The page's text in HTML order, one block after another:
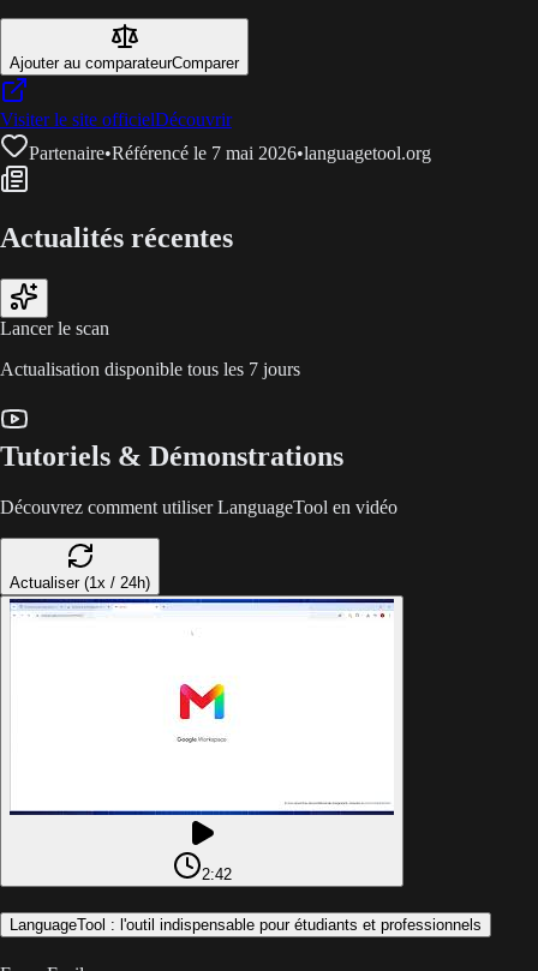
Ajouter au comparateurComparer
Visiter le site officielDécouvrir
Partenaire•Référencé le 7 mai 2026•languagetool.org
Actualités récentes
Lancer le scan
Actualisation disponible tous les 7 jours
Tutoriels & Démonstrations
Découvrez comment utiliser LanguageTool en vidéo
Actualiser (1x / 24h)
2:42
LanguageTool : l'outil indispensable pour étudiants et professionnels